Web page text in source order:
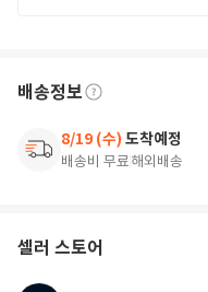
배송정보
8/19 (수) 도착예정
배송비 무료해외배송
셀러 스토어